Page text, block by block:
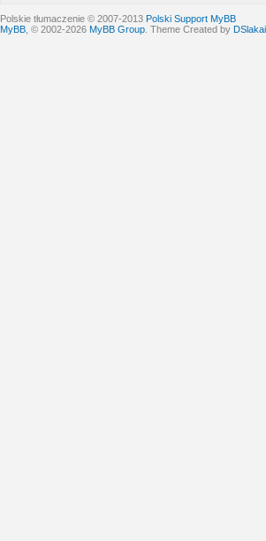
Polskie tłumaczenie © 2007-2013 Polski Support MyBB
MyBB , © 2002-2026 MyBB Group . Theme Created by